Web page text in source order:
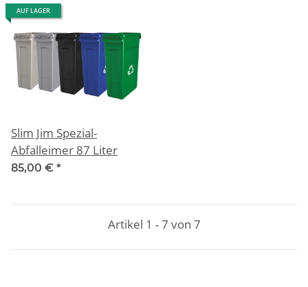
AUF LAGER
Slim Jim Spezial-
Abfalleimer 87 Liter
85,00 € *
Artikel 1 - 7 von 7